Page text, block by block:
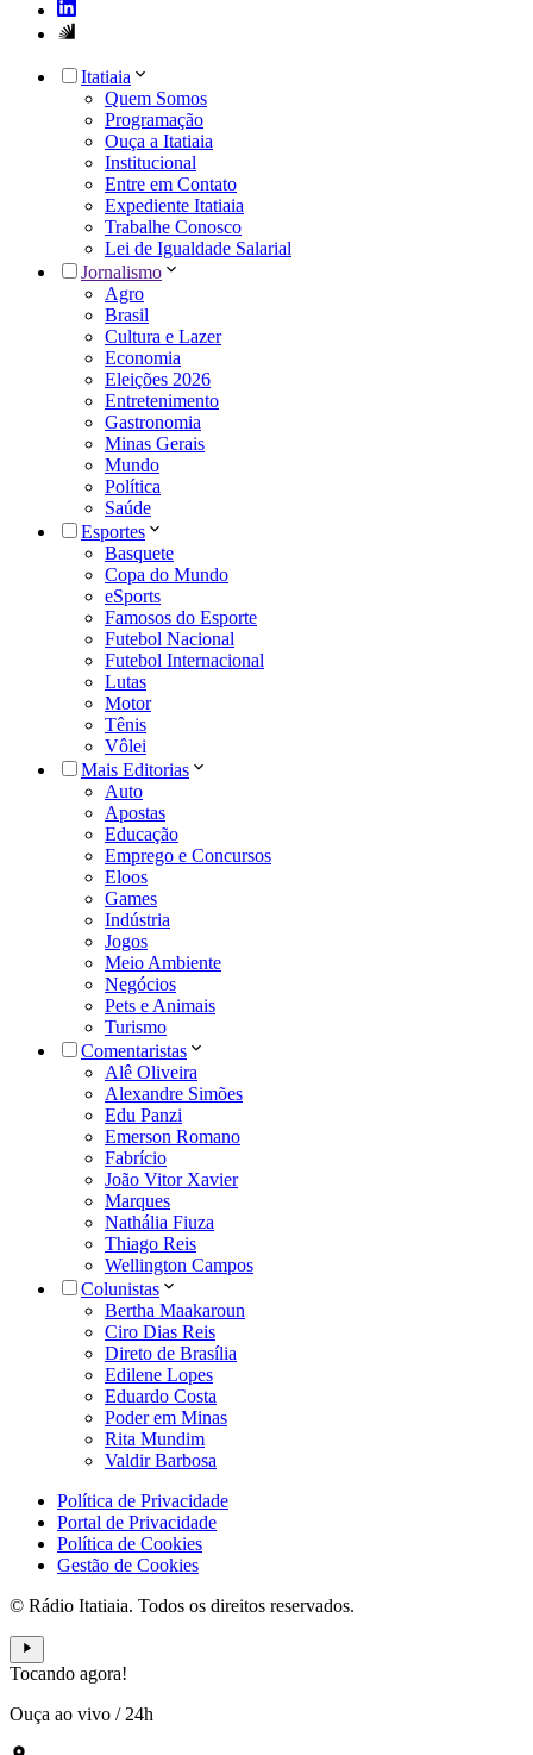
Itatiaia
Quem Somos
Programação
Ouça a Itatiaia
Institucional
Entre em Contato
Expediente Itatiaia
Trabalhe Conosco
Lei de Igualdade Salarial
Jornalismo
Agro
Brasil
Cultura e Lazer
Economia
Eleições 2026
Entretenimento
Gastronomia
Minas Gerais
Mundo
Política
Saúde
Esportes
Basquete
Copa do Mundo
eSports
Famosos do Esporte
Futebol Nacional
Futebol Internacional
Lutas
Motor
Tênis
Vôlei
Mais Editorias
Auto
Apostas
Educação
Emprego e Concursos
Eloos
Games
Indústria
Jogos
Meio Ambiente
Negócios
Pets e Animais
Turismo
Comentaristas
Alê Oliveira
Alexandre Simões
Edu Panzi
Emerson Romano
Fabrício
João Vitor Xavier
Marques
Nathália Fiuza
Thiago Reis
Wellington Campos
Colunistas
Bertha Maakaroun
Ciro Dias Reis
Direto de Brasília
Edilene Lopes
Eduardo Costa
Poder em Minas
Rita Mundim
Valdir Barbosa
Política de Privacidade
Portal de Privacidade
Política de Cookies
Gestão de Cookies
© Rádio Itatiaia. Todos os direitos reservados.
Tocando agora!
Ouça ao vivo / 24h